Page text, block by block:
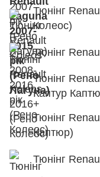
Тюнінг
Колеос)
Тюнінг
Тюнінг
Каптур
Тюнінг
Каптюр)
Тюнінг